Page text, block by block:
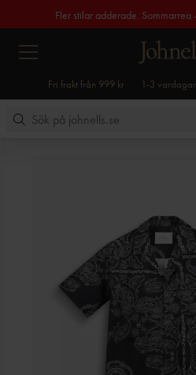
Fler stilar adderade. Sommarrea
Fri frakt från 999 kr 1-3